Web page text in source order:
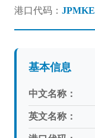
港口代码： JPMKE
基本信息
中文名称：
英文名称：